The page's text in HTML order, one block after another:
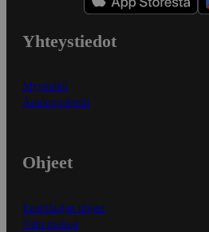
Yhteystiedot
Myymälät
Asiakaspalvelu
Ohjeet
Ensitilaajan ohjeet
Näin maksat